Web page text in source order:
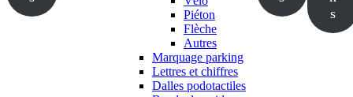
Piéton
Flèche
Autres
Marquage parking
Lettres et chiffres
Dalles podotactiles
s